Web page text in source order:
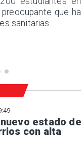
que ha
sanitarias.
estado de
con alta